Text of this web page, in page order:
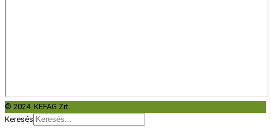
© 2024. KEFAG Zrt.
Keresés